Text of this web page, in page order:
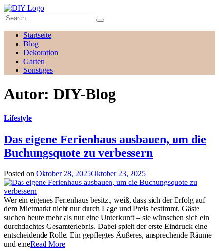
Startseite
Blog
Dekoration
Garten
Sonstiges
Autor: DIY-Blog
Lifestyle
Das eigene Ferienhaus ausbauen, um die
Buchungsquote zu verbessern
Posted on Oktober 28, 2025Oktober 23, 2025
Wer ein eigenes Ferienhaus besitzt, weiß, dass sich der Erfolg auf
dem Mietmarkt nicht nur durch Lage und Preis bestimmt. Gäste
suchen heute mehr als nur eine Unterkunft – sie wünschen sich ein
durchdachtes Gesamterlebnis. Dabei spielt der erste Eindruck eine
entscheidende Rolle. Ein gepflegtes Äußeres, ansprechende Räume
und eineRead More